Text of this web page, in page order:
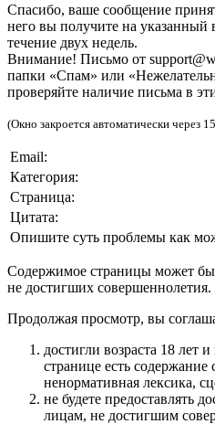
Спасибо, ваше сообщение
него вы получите на указанный
течение двух недель.
Внимание! Письмо от
папки «Спам» или
проверяйте наличие письма в
(Окно закроется автоматически через
Email:
Категория:
Страница:
Цитата:
Опишите суть проблемы как
Содержимое страницы может
не достигших совершеннолетия.
Продолжая просмотр, вы
достигли возраста 18 лет
странице есть содержание
ненормативная лексика,
не будете предоставлять
лицам, не достигшим